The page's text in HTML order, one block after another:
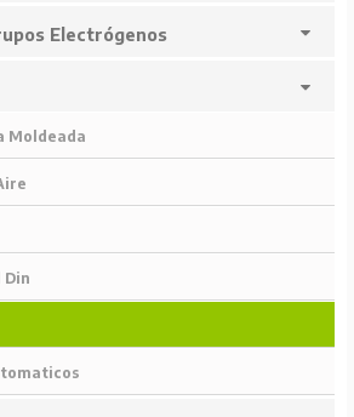
Electrógenos
Moldeada